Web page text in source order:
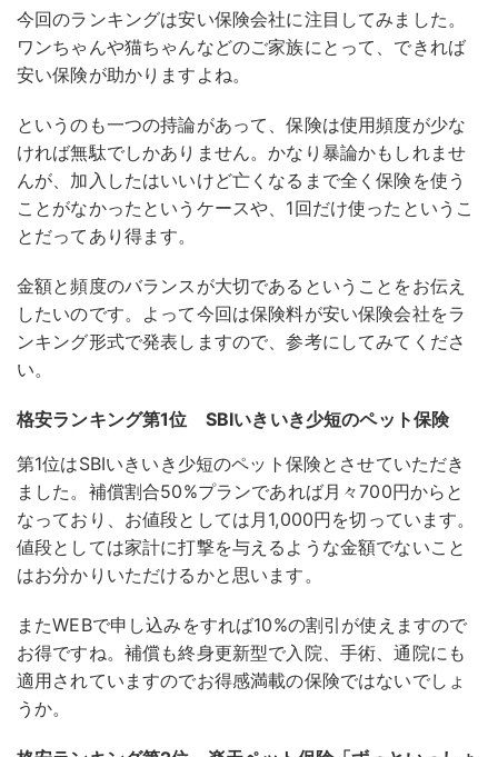
今回のランキングは安い保険会社に注目してみました。
ワンちゃんや猫ちゃんなどのご家族にとって、できれば
安い保険が助かりますよね。
というのも一つの持論があって、保険は使用頻度が少な
ければ無駄でしかありません。かなり暴論かもしれませ
んが、加入したはいいけど亡くなるまで全く保険を使う
ことがなかったというケースや、1回だけ使ったというこ
とだってあり得ます。
金額と頻度のバランスが大切であるということをお伝え
したいのです。よって今回は保険料が安い保険会社をラ
ンキング形式で発表しますので、参考にしてみてくださ
い。
格安ランキング第1位 SBIいきいき少短のペット保険
第1位はSBIいきいき少短のペット保険とさせていただき
ました。補償割合50%プランであれば月々700円からと
なっており、お値段としては月1,000円を切っています。
値段としては家計に打撃を与えるような金額でないこと
はお分かりいただけるかと思います。
またWEBで申し込みをすれば10%の割引が使えますので
お得ですね。補償も終身更新型で入院、手術、通院にも
適用されていますのでお得感満載の保険ではないでしょ
うか。